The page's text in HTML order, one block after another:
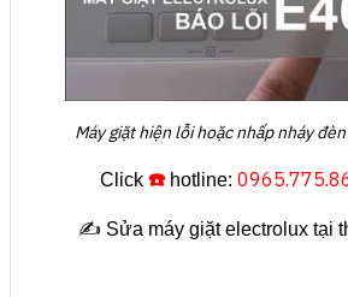
Máy giặt hiện lỗi hoặc nhấp nháy
Click ☎️ hotline:
✍️ Sửa máy giặt electrolux tại